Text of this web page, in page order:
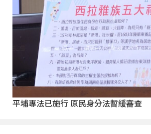
平埔專法已施行 原民身分法暫緩審查